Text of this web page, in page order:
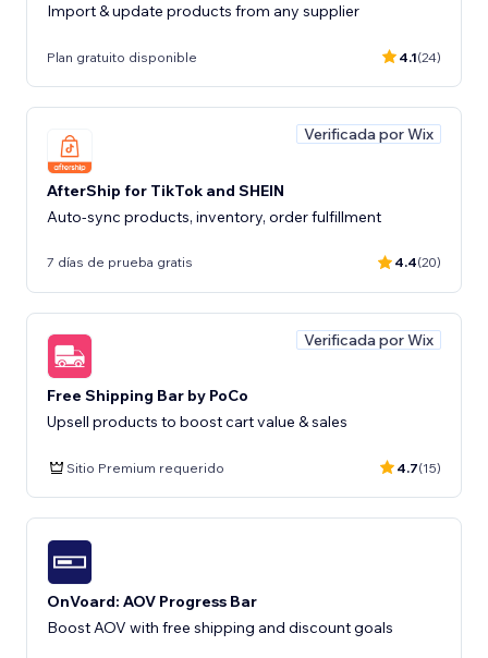
Import & update products from any supplier
Plan gratuito disponible 4.1(24)
Verificada por Wix
AfterShip for TikTok and SHEIN
Auto-sync products, inventory, order fulfillment
7 días de prueba gratis 4.4(20)
Verificada por Wix
Free Shipping Bar by PoCo
Upsell products to boost cart value & sales
Sitio Premium requerido 4.7(15)
OnVoard: AOV Progress Bar
Boost AOV with free shipping and discount goals